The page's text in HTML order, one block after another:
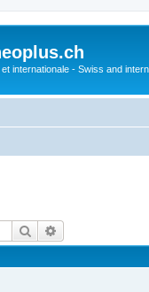
internationale - Swiss and
Rechercher